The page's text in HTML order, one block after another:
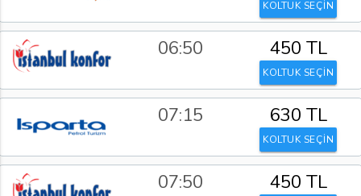
KOLTUK SEÇİN
06:50 450 TL
KOLTUK SEÇİN
07:15 630 TL
KOLTUK SEÇİN
07:50 450 TL